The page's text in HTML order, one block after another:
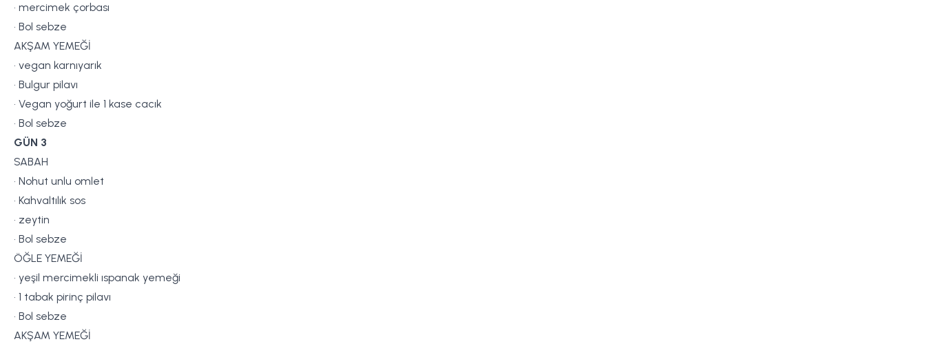
• mercimek çorbası
• Bol sebze
AKŞAM YEMEĞİ
• vegan karnıyarık
• Bulgur pilavı
• Vegan yoğurt ile 1 kase cacık
• Bol sebze
GÜN 3
SABAH
• Nohut unlu omlet
• Kahvaltılık sos
• zeytin
• Bol sebze
ÖĞLE YEMEĞİ
• yeşil mercimekli ıspanak yemeği
• 1 tabak pirinç pilavı
• Bol sebze
AKŞAM YEMEĞİ